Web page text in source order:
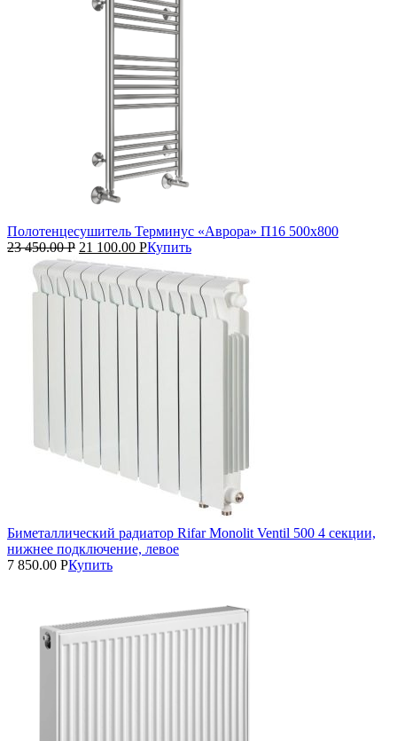
Полотенцесушитель Терминус «Аврора» П16 500х800
23 450.00Р 21 100.00 РКупить
Биметаллический радиатор Rifar Monolit Ventil 500 4 секции,
нижнее подключение, левое
7 850.00 РКупить